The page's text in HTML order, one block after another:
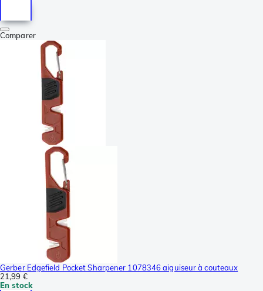
Comparer
Gerber Edgefield Pocket Sharpener 1078346 aiguiseur à couteaux
21,99 €
En stock